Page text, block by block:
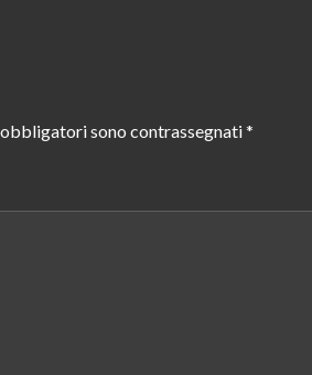
sono contrassegnati*